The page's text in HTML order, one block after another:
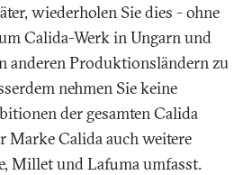
wiederholen Sie dies - ohne
Calida-Werk in Ungarn und
anderen Produktionsländern zu
nehmen Sie keine
der gesamten Calida
Marke Calida auch weitere
Millet und Lafuma umfasst.